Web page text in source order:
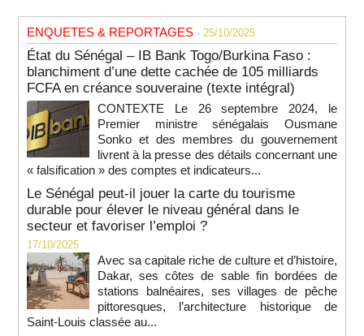
ENQUETES & REPORTAGES - 25/10/2025
État du Sénégal – IB Bank Togo/Burkina Faso :
blanchiment d’une dette cachée de 105 milliards
FCFA en créance souveraine (texte intégral)
CONTEXTE Le 26 septembre 2024, le
Premier ministre sénégalais Ousmane
Sonko et des membres du gouvernement
livrent à la presse des détails concernant une
« falsification » des comptes et indicateurs...
Le Sénégal peut-il jouer la carte du tourisme
durable pour élever le niveau général dans le
secteur et favoriser l’emploi ?
17/10/2025
Avec sa capitale riche de culture et d’histoire,
Dakar, ses côtes de sable fin bordées de
stations balnéaires, ses villages de pêche
pittoresques, l’architecture historique de
Saint-Louis classée au...